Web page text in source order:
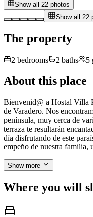
Show all 22 photos
Show all 22
The property
2 bedrooms 2 baths 5
About this place
Bienvenid@ a Hostal Villa
de Varadero. Nos
península, muy cerca de
terraza te resultarán
día disfrutando de este
empeño de nuestra
Show more
Where you will